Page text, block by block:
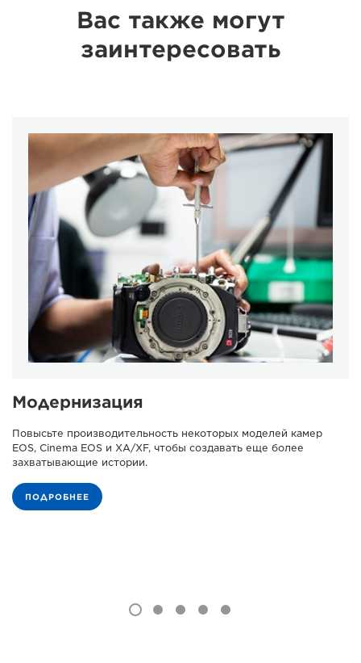
Вас также могут
заинтересовать
Модернизация
Повысьте производительность некоторых моделей камер
EOS, Cinema EOS и XA/XF, чтобы создавать еще более
захватывающие истории.
ПОДРОБНЕЕ